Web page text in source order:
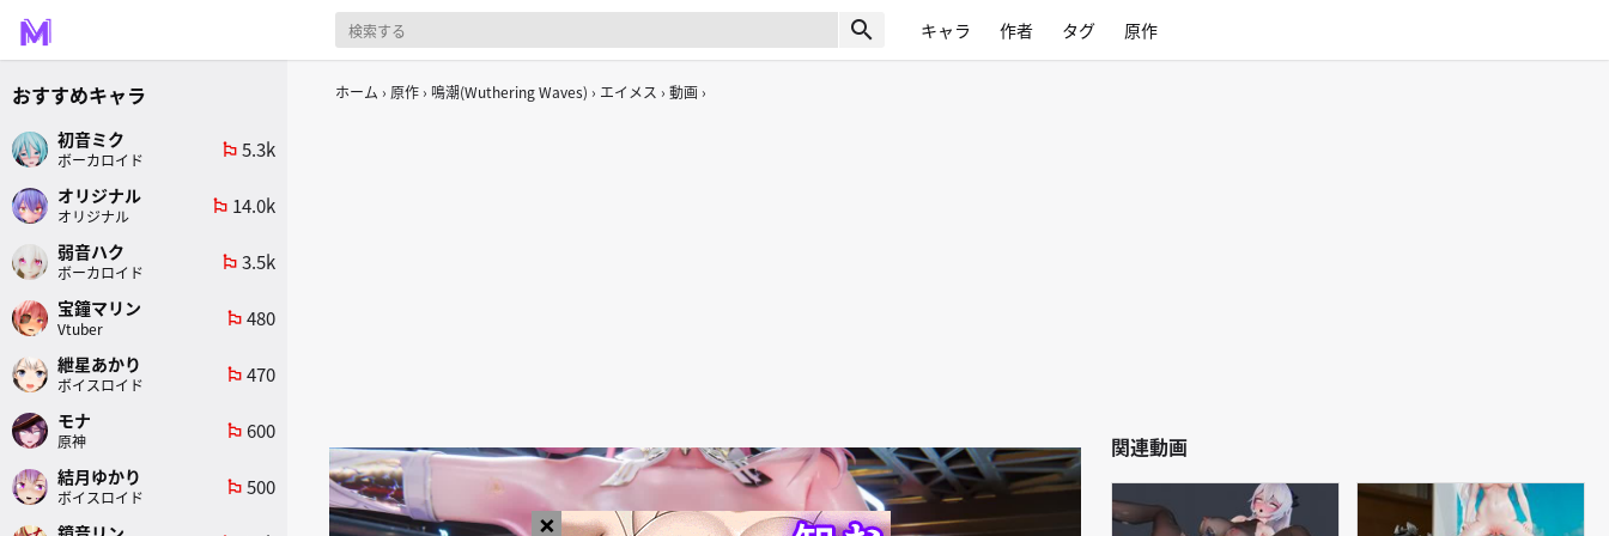
search キャラ 作者 タグ 原作
ホーム 原作 鳴潮(Wuthering Waves) エイメス 動画
×
関連動画
おすすめキャラ
初音ミク
ボーカロイド
emoji_flags 5.3k
オリジナル
オリジナル
emoji_flags 14.0k
弱音ハク
ボーカロイド
emoji_flags 3.5k
宝鐘マリン
Vtuber
emoji_flags 480
紲星あかり
ボイスロイド
emoji_flags 470
モナ
原神
emoji_flags 600
結月ゆかり
ボイスロイド
emoji_flags 500